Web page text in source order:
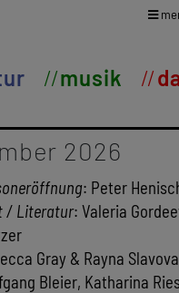
musik
2026
: Peter
/ Literatur: Valeria
Gray & Rayna Slavova
Bleier, Katharina